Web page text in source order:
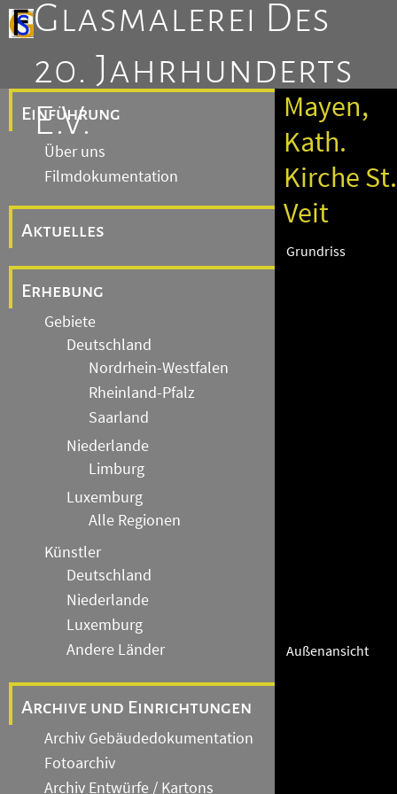
Glasmalerei Des
20. Jahrhunderts
E.V.
Einführung
Über uns
Filmdokumentation
Aktuelles
Erhebung
Gebiete
Deutschland
Nordrhein-Westfalen
Rheinland-Pfalz
Saarland
Niederlande
Limburg
Luxemburg
Alle Regionen
Künstler
Deutschland
Niederlande
Luxemburg
Andere Länder
Archive und Einrichtungen
Archiv Gebäudedokumentation
Fotoarchiv
Archiv Entwürfe / Kartons
Mayen,
Kath.
Kirche St.
Veit
Grundriss
Außenansicht